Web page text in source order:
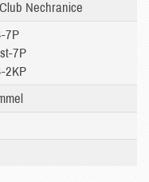
Nechranice
7P
7P
2KP